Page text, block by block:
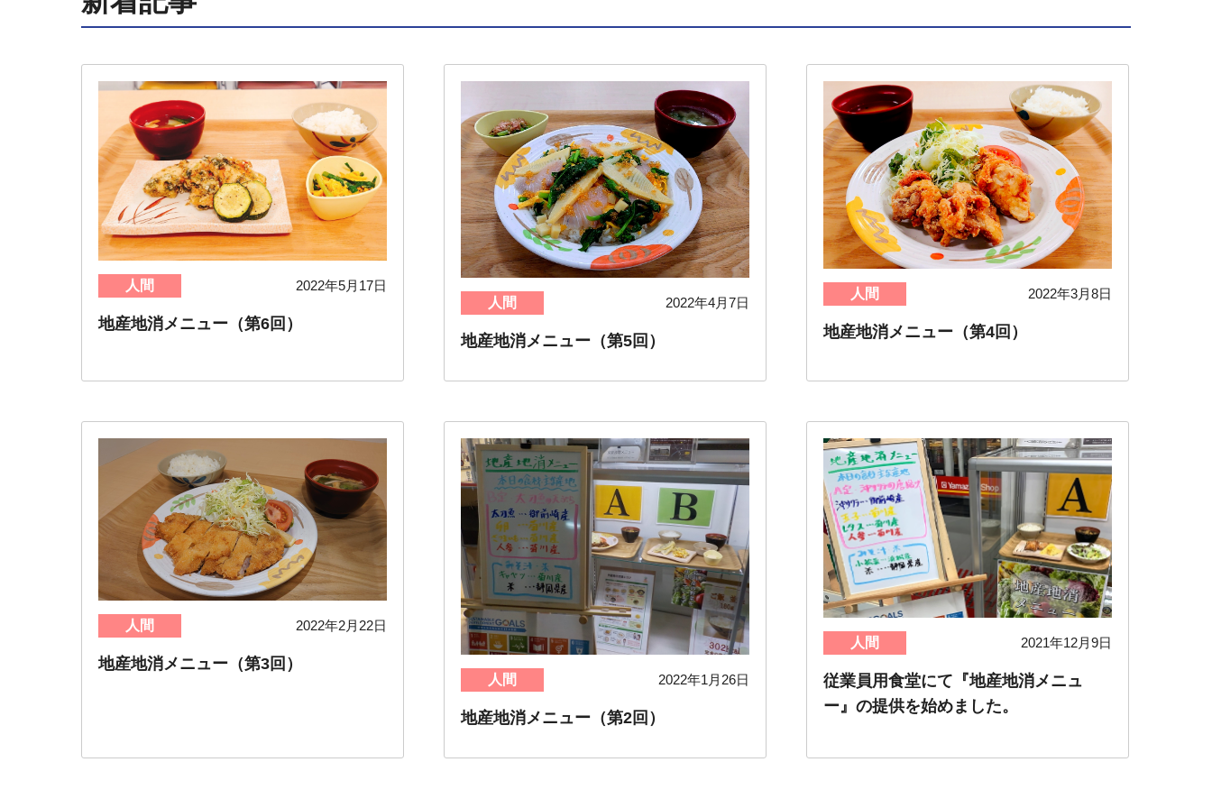
人間 2022年5月17日
地産地消メニュー（第6回）
人間 2022年4月7日
地産地消メニュー（第5回）
人間 2022年3月8日
地産地消メニュー（第4回）
人間 2022年2月22日
地産地消メニュー（第3回）
人間 2022年1月26日
地産地消メニュー（第2回）
人間 2021年12月9日
従業員用食堂にて『地産地消メニュ
ー』の提供を始めました。